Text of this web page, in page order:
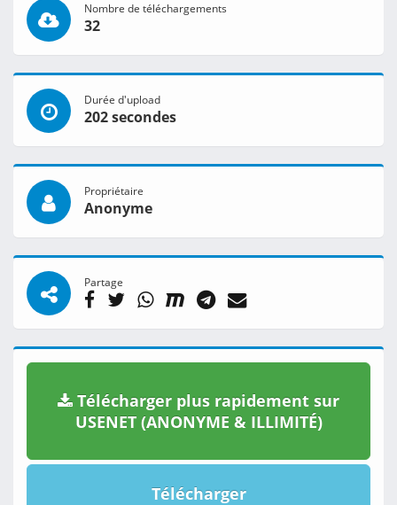
Nombre de téléchargements
32
Durée d'upload
202 secondes
Propriétaire
Anonyme
Partage
Télécharger plus rapidement sur
USENET (ANONYME & ILLIMITÉ)
Télécharger